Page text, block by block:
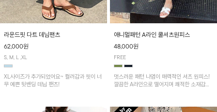
라운드핏 다트 데님팬츠
62,000원
S, M, L ,XL
XL사이즈가 추가되었어요~ 컬러감과 핏이 너
무 예쁜 뒷밴딩 데님 팬츠!
애니멀패턴 A라인 쿨셔츠원피스
48,000원
FREE
멋스러운 패턴 나염이 매력적인 셔츠 원피스!
깔끔한 A라인으로 떨어지며 쾌적한 소재감으